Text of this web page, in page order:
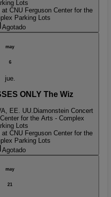
Lots
CNU Ferguson Center for the
Parking Lots
Agotado
may
6
jue.
ONLY The Wiz
EE. UU. Diamonstein Concert
for the Arts - Complex
Lots
CNU Ferguson Center for the
Parking Lots
Agotado
may
21